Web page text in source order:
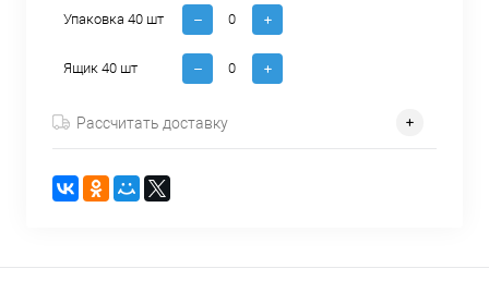
Упаковка 40 шт
Ящик 40 шт
Рассчитать доставку